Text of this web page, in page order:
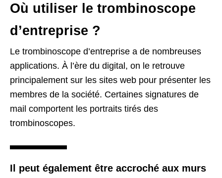
Où utiliser le trombinoscope
d’entreprise ?
Le trombinoscope d’entreprise a de nombreuses
applications. À l’ère du digital, on le retrouve
principalement sur les sites web pour présenter les
membres de la société. Certaines signatures de
mail comportent les portraits tirés des
trombinoscopes.
Il peut également être accroché aux murs